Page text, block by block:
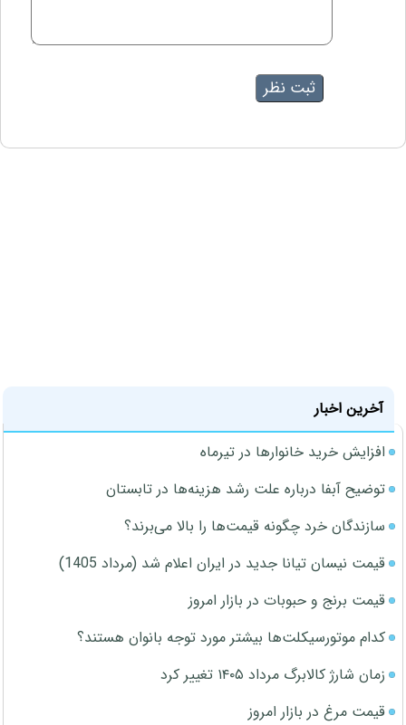
آخرین اخبار
افزایش خرید خانوارها در تیرماه
توضیح آبفا درباره علت رشد هزینه‌ها در تابستان
سازندگان خرد چگونه قیمت‌ها را بالا می‌برند؟
قیمت نیسان تیانا جدید در ایران اعلام شد (مرداد 1405)
قیمت برنج و حبوبات در بازار امروز
کدام موتورسیکلت‌ها بیشتر مورد توجه بانوان هستند؟
زمان شارژ کالابرگ مرداد ۱۴۰۵ تغییر کرد
قیمت مرغ در بازار امروز